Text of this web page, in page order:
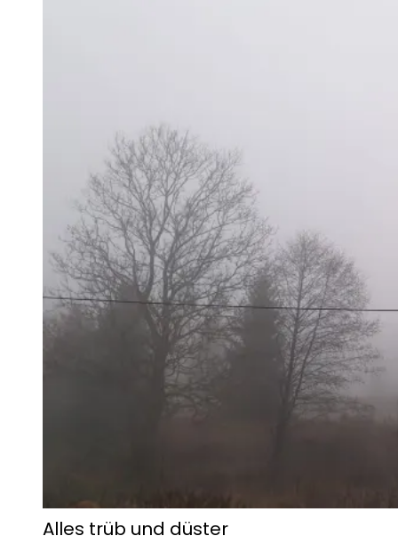
Alles trüb und düster